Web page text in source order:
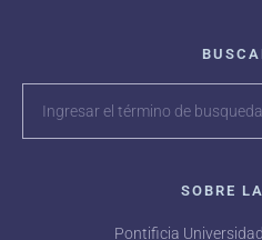
SOBRE
Pontificia